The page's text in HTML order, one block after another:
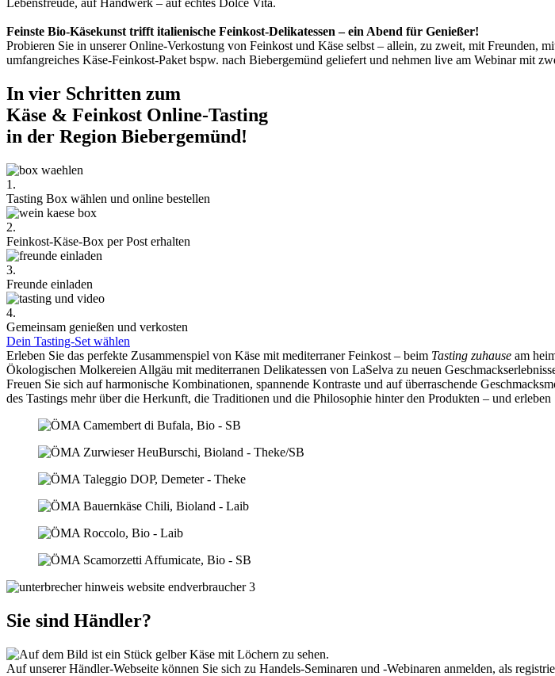
Lebensfreude, auf Handwerk – auf echtes Dolce Vita.
Feinste Bio-Käsekunst trifft italienische Feinkost-Delikatessen – ein Abend für Genießer!
Probieren Sie in unserer Online-Verkostung von Feinkost und Käse selbst – allein, zu zweit, mit Freunden,
umfangreiches Käse-Feinkost-Paket bspw. nach Biebergemünd geliefert und nehmen live am Webinar mit
In vier Schritten zum
Käse & Feinkost Online-Tasting
in der Region Biebergemünd!
1.
Tasting Box wählen und online bestellen
2.
Feinkost-Käse-Box per Post erhalten
3.
Freunde einladen
4.
Gemeinsam genießen und verkosten
Dein Tasting-Set wählen
Erleben Sie das perfekte Zusammenspiel von Käse mit mediterraner Feinkost – beim Tasting zuhause am
Ökologischen Molkereien Allgäu mit mediterranen Delikatessen von LaSelva zu neuen
Freuen Sie sich auf harmonische Kombinationen, spannende Kontraste und auf überraschende
des Tastings mehr über die Herkunft, die Traditionen und die Philosophie hinter den Produkten – und
Sie sind Händler?
Auf unserer Händler-Webseite können Sie sich zu Handels-Seminaren und -Webinaren anmelden, als